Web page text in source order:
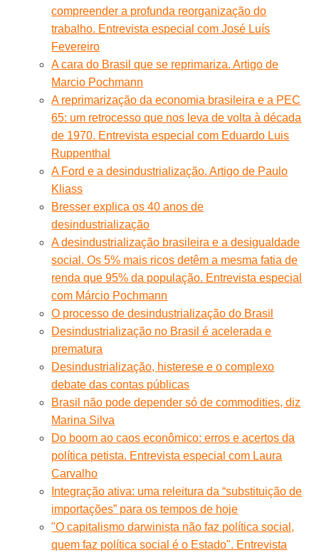
compreender a profunda reorganização do
trabalho. Entrevista especial com José Luís
Fevereiro
A cara do Brasil que se reprimariza. Artigo de
Marcio Pochmann
A reprimarização da economia brasileira e a PEC
65: um retrocesso que nos leva de volta à década
de 1970. Entrevista especial com Eduardo Luis
Ruppenthal
A Ford e a desindustrialização. Artigo de Paulo
Kliass
Bresser explica os 40 anos de
desindustrialização
A desindustrialização brasileira e a desigualdade
social. Os 5% mais ricos detêm a mesma fatia de
renda que 95% da população. Entrevista especial
com Márcio Pochmann
O processo de desindustrialização do Brasil
Desindustrialização no Brasil é acelerada e
prematura
Desindustrialização, histerese e o complexo
debate das contas públicas
Brasil não pode depender só de commodities, diz
Marina Silva
Do boom ao caos econômico: erros e acertos da
política petista. Entrevista especial com Laura
Carvalho
Integração ativa: uma releitura da “substituição de
importações” para os tempos de hoje
"O capitalismo darwinista não faz política social,
quem faz política social é o Estado". Entrevista